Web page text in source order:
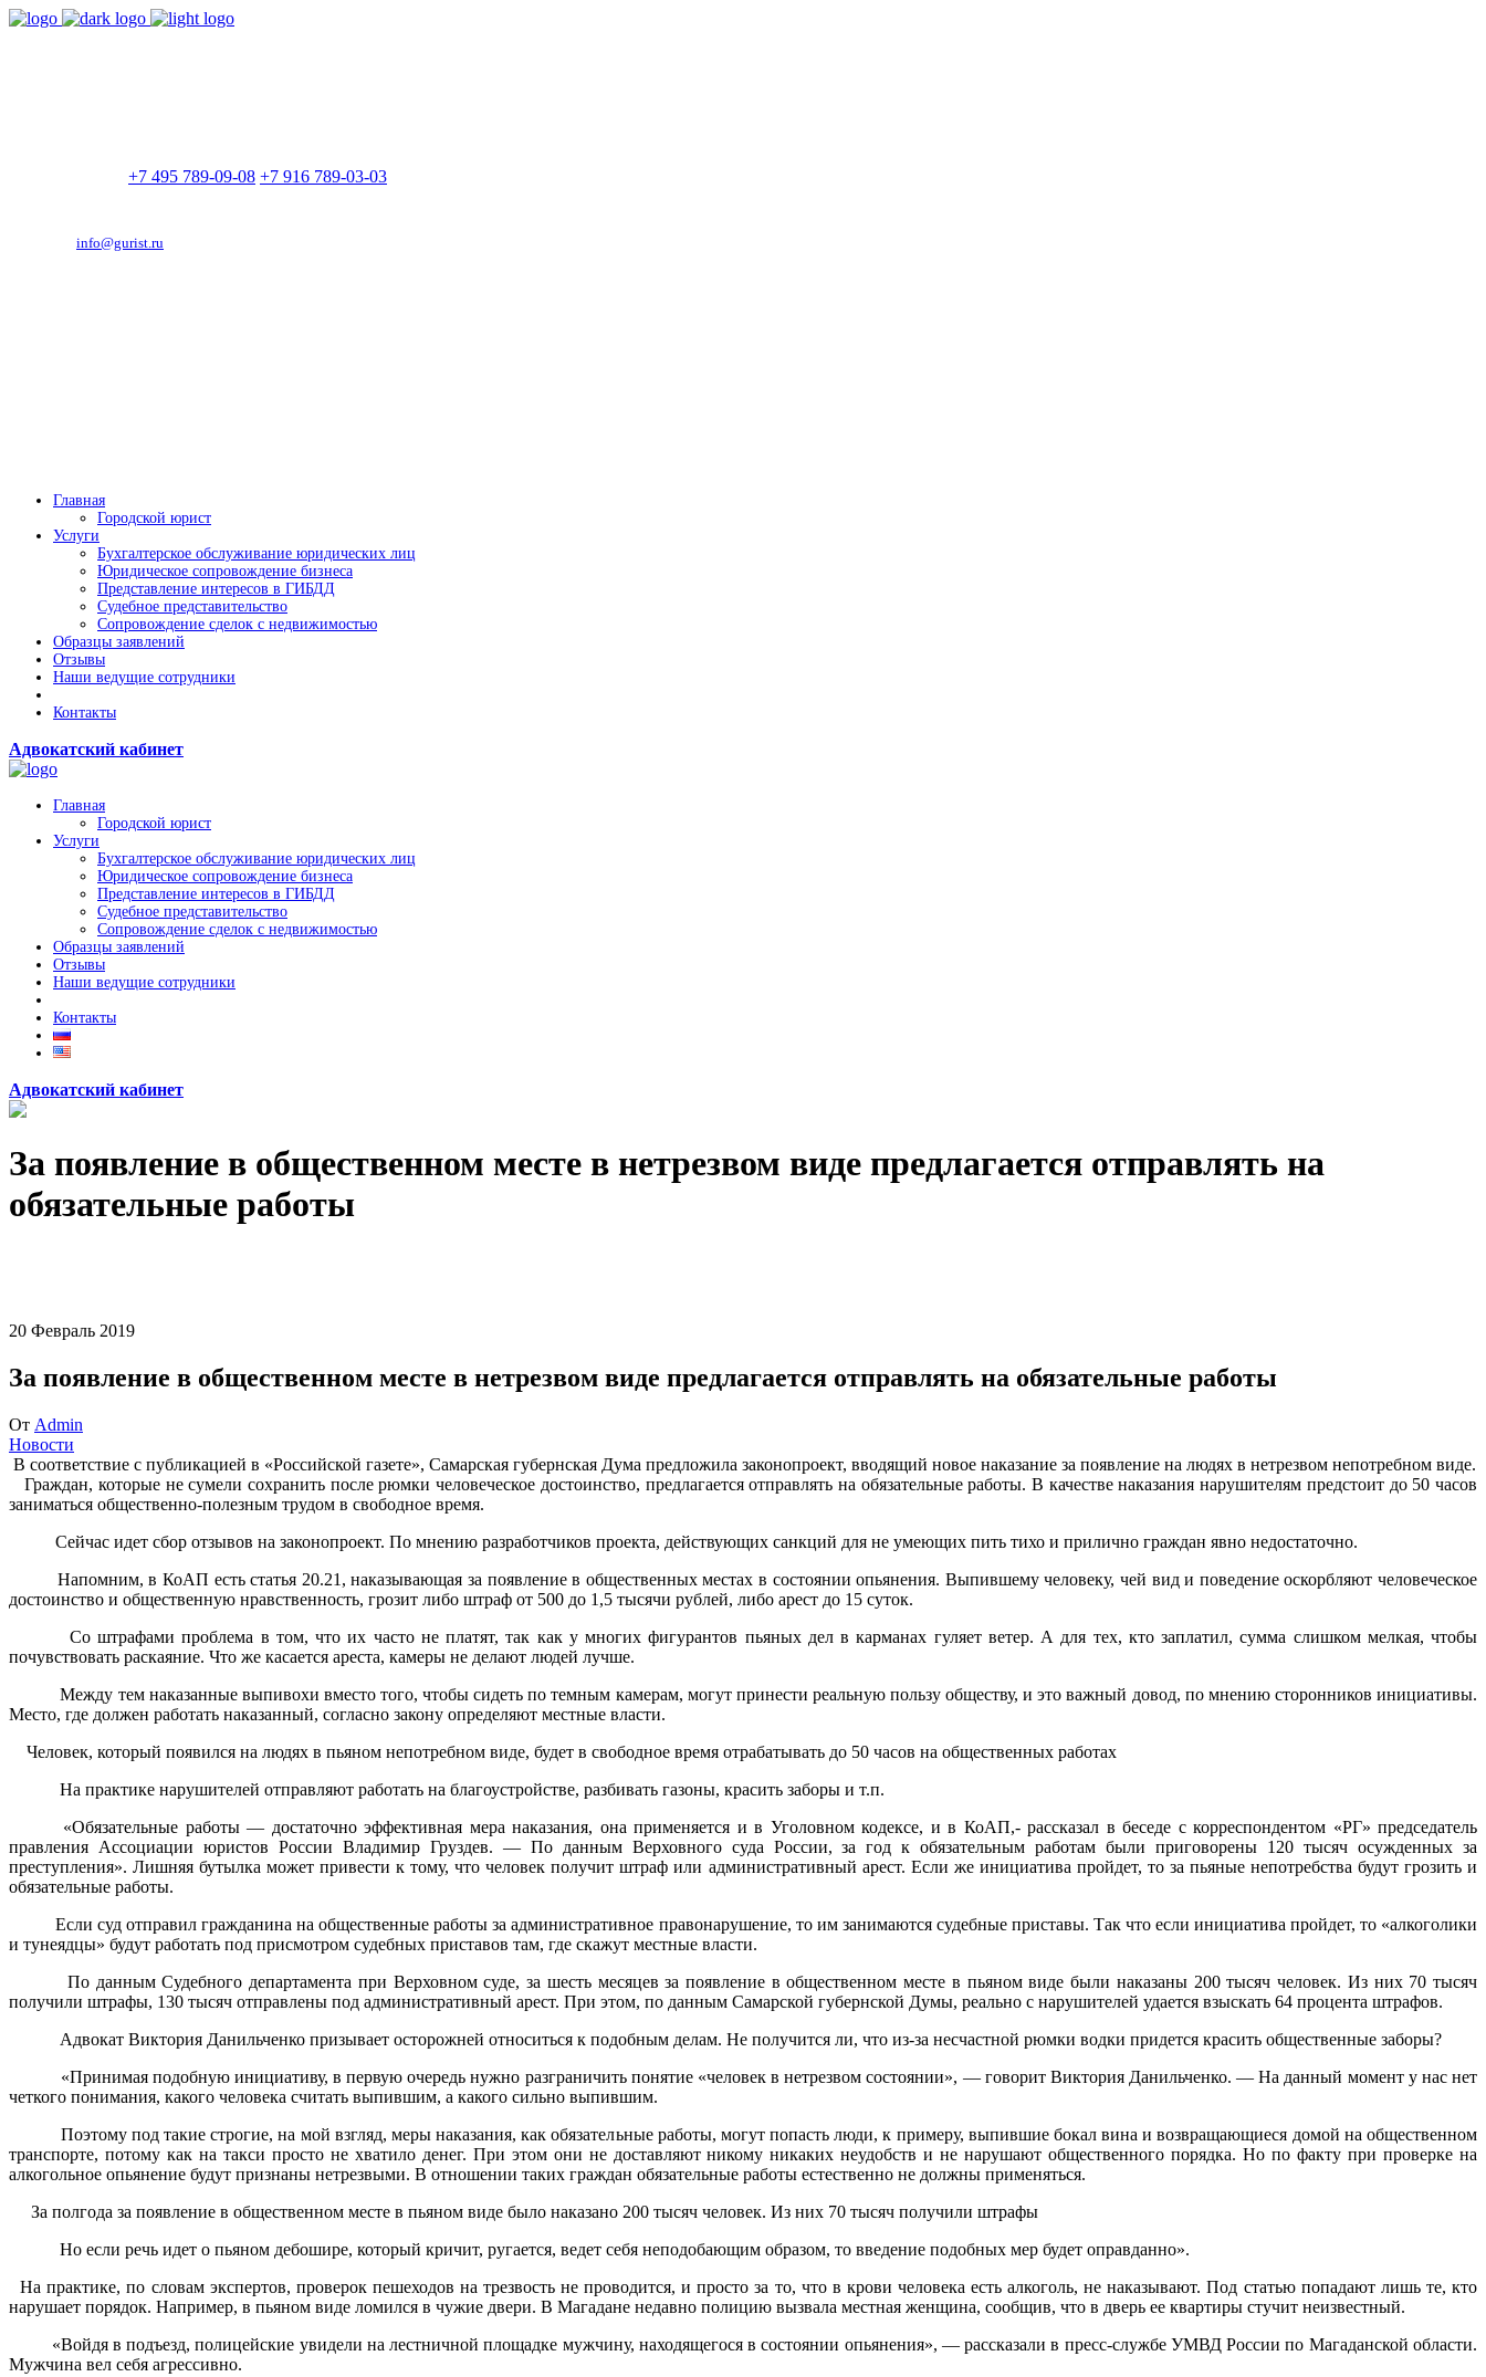
+7 495 789-09-08 +7 916 789-03-03
info@gurist.ru
Главная
Городской юрист
Услуги
Бухгалтерское обслуживание юридических лиц
Юридическое сопровождение бизнеса
Представление интересов в ГИБДД
Судебное представительство
Сопровождение сделок с недвижимостью
Образцы заявлений
Отзывы
Наши ведущие сотрудники
Контакты
Адвокатский кабинет
Главная
Городской юрист
Услуги
Бухгалтерское обслуживание юридических лиц
Юридическое сопровождение бизнеса
Представление интересов в ГИБДД
Судебное представительство
Сопровождение сделок с недвижимостью
Образцы заявлений
Отзывы
Наши ведущие сотрудники
Контакты
Адвокатский кабинет
За появление в общественном месте в нетрезвом виде предлагается отправлять на
обязательные работы
20 Февраль 2019
За появление в общественном месте в нетрезвом виде предлагается отправлять на обязательные работы
От Admin
Новости
В соответствие с публикацией в «Российской газете», Самарская губернская Дума предложила законопроект, вводящий новое наказание за появление на людях в нетрезвом непотребном виде.
Граждан, которые не сумели сохранить после рюмки человеческое достоинство, предлагается отправлять на обязательные работы. В качестве наказания нарушителям предстоит до 50 часов
заниматься общественно-полезным трудом в свободное время.
Сейчас идет сбор отзывов на законопроект. По мнению разработчиков проекта, действующих санкций для не умеющих пить тихо и прилично граждан явно недостаточно.
Напомним, в КоАП есть статья 20.21, наказывающая за появление в общественных местах в состоянии опьянения. Выпившему человеку, чей вид и поведение оскорбляют человеческое
достоинство и общественную нравственность, грозит либо штраф от 500 до 1,5 тысячи рублей, либо арест до 15 суток.
Со штрафами проблема в том, что их часто не платят, так как у многих фигурантов пьяных дел в карманах гуляет ветер. А для тех, кто заплатил, сумма слишком мелкая, чтобы
почувствовать раскаяние. Что же касается ареста, камеры не делают людей лучше.
Между тем наказанные выпивохи вместо того, чтобы сидеть по темным камерам, могут принести реальную пользу обществу, и это важный довод, по мнению сторонников инициативы.
Место, где должен работать наказанный, согласно закону определяют местные власти.
Человек, который появился на людях в пьяном непотребном виде, будет в свободное время отрабатывать до 50 часов на общественных работах
На практике нарушителей отправляют работать на благоустройстве, разбивать газоны, красить заборы и т.п.
«Обязательные работы — достаточно эффективная мера наказания, она применяется и в Уголовном кодексе, и в КоАП,- рассказал в беседе с корреспондентом «РГ» председатель
правления Ассоциации юристов России Владимир Груздев. — По данным Верховного суда России, за год к обязательным работам были приговорены 120 тысяч осужденных за
преступления». Лишняя бутылка может привести к тому, что человек получит штраф или административный арест. Если же инициатива пройдет, то за пьяные непотребства будут грозить и
обязательные работы.
Если суд отправил гражданина на общественные работы за административное правонарушение, то им занимаются судебные приставы. Так что если инициатива пройдет, то «алкоголики
и тунеядцы» будут работать под присмотром судебных приставов там, где скажут местные власти.
По данным Судебного департамента при Верховном суде, за шесть месяцев за появление в общественном месте в пьяном виде были наказаны 200 тысяч человек. Из них 70 тысяч
получили штрафы, 130 тысяч отправлены под административный арест. При этом, по данным Самарской губернской Думы, реально с нарушителей удается взыскать 64 процента штрафов.
Адвокат Виктория Данильченко призывает осторожней относиться к подобным делам. Не получится ли, что из-за несчастной рюмки водки придется красить общественные заборы?
«Принимая подобную инициативу, в первую очередь нужно разграничить понятие «человек в нетрезвом состоянии», — говорит Виктория Данильченко. — На данный момент у нас нет
четкого понимания, какого человека считать выпившим, а какого сильно выпившим.
Поэтому под такие строгие, на мой взгляд, меры наказания, как обязательные работы, могут попасть люди, к примеру, выпившие бокал вина и возвращающиеся домой на общественном
транспорте, потому как на такси просто не хватило денег. При этом они не доставляют никому никаких неудобств и не нарушают общественного порядка. Но по факту при проверке на
алкогольное опьянение будут признаны нетрезвыми. В отношении таких граждан обязательные работы естественно не должны применяться.
За полгода за появление в общественном месте в пьяном виде было наказано 200 тысяч человек. Из них 70 тысяч получили штрафы
Но если речь идет о пьяном дебошире, который кричит, ругается, ведет себя неподобающим образом, то введение подобных мер будет оправданно».
На практике, по словам экспертов, проверок пешеходов на трезвость не проводится, и просто за то, что в крови человека есть алкоголь, не наказывают. Под статью попадают лишь те, кто
нарушает порядок. Например, в пьяном виде ломился в чужие двери. В Магадане недавно полицию вызвала местная женщина, сообщив, что в дверь ее квартиры стучит неизвестный.
«Войдя в подъезд, полицейские увидели на лестничной площадке мужчину, находящегося в состоянии опьянения», — рассказали в пресс-службе УМВД России по Магаданской области.
Мужчина вел себя агрессивно.